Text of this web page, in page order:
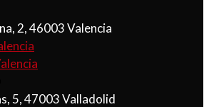
2, 46003 Valencia
5, 47003 Valladolid